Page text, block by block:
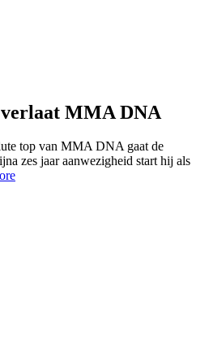
MMA DNA
top van MMA DNA gaat de
zes jaar aanwezigheid start hij als